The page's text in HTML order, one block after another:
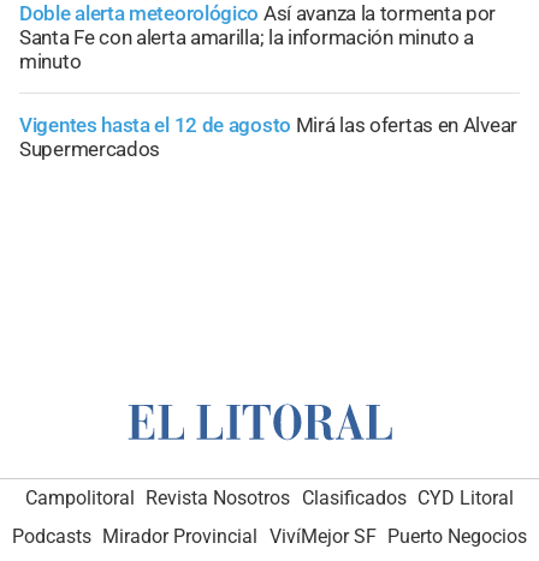
Doble alerta meteorológico Así avanza la tormenta por
Santa Fe con alerta amarilla; la información minuto a
minuto
Vigentes hasta el 12 de agosto Mirá las ofertas en Alvear
Supermercados
Campolitoral Revista Nosotros Clasificados CYD Litoral
Podcasts Mirador Provincial VivíMejor SF Puerto Negocios